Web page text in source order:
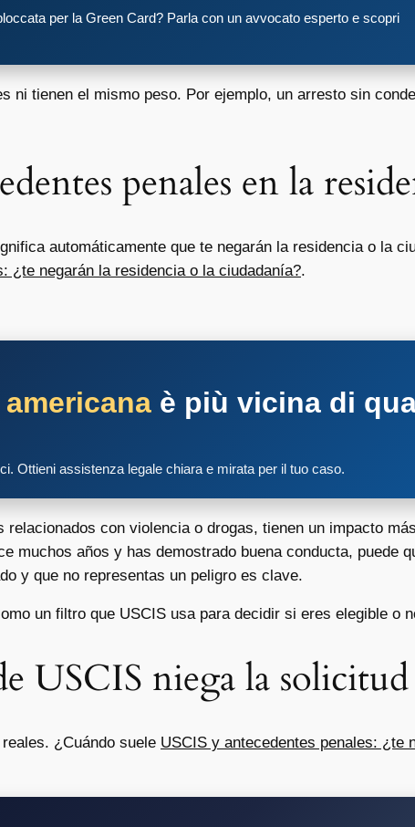
per la Green Card? Parla con un avvocato esperto e scopri
ni tienen el mismo peso. Por ejemplo, un arresto sin
penales en la
automáticamente que te negarán la residencia o la
¿te negarán la residencia o la ciudadanía?.
è più vicina di
Ottieni assistenza legale chiara e mirata per il tuo caso.
relacionados con violencia o drogas, tienen un impacto
muchos años y has demostrado buena conducta, puede
y que no representas un peligro es clave.
un filtro que USCIS usa para decidir si eres elegible o
USCIS niega la solicitud
¿Cuándo suele USCIS y antecedentes penales: ¿te